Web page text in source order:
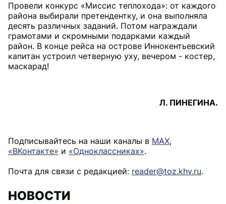
Провели конкурс «Миссис теплохода»: от каждого
района выбирали претендентку, и она выполняла
десять различных заданий. Потом награждали
грамотами и скромными подарками каждый
район. В конце рейса на острове Иннокентьевский
капитан устроил четверную уху, вечером - костер,
маскарад!
Л. ПИНЕГИНА.
Подписывайтесь на наши каналы в MAX,
«ВКонтакте» и «Одноклассниках».
Почта для связи с редакцией: reader@toz.khv.ru.
НОВОСТИ